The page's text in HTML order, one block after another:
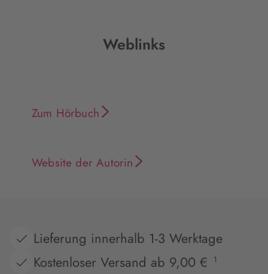
Weblinks
Zum Hörbuch
Website der Autorin
Lieferung innerhalb 1-3 Werktage
Kostenloser Versand ab 9,00 €
1